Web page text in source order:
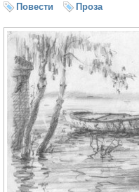
Повести Проза